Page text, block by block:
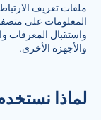
ملفات تعريف
المعلومات على
واستقبال المعرفات
والأجهزة الأخرى.
لماذا